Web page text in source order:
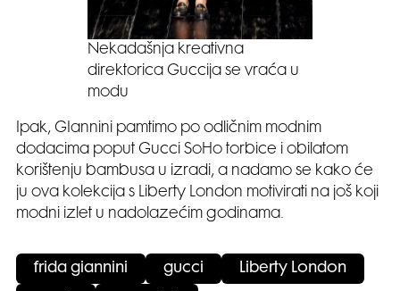
Nekadašnja kreativna
direktorica Guccija se vraća u
modu
Ipak, GIannini pamtimo po odličnim modnim
dodacima poput Gucci SoHo torbice i obilatom
korištenju bambusa u izradi, a nadamo se kako će
ju ova kolekcija s Liberty London motivirati na još koji
modni izlet u nadolazećim godinama.
frida giannini gucci Liberty London